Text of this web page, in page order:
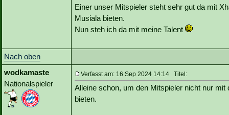
Einer unser Mitspieler steht sehr gut da mit
Musiala bieten.
Nun steh ich da mit meine Talent
Nach oben
wodkamaste
Nationalspieler
Verfasst am: 16 Sep 2024 14:14 Titel:
Alleine schon, um den Mitspieler nicht nur
bieten.